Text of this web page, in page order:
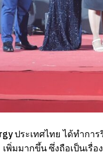
ประเทศไทย ได้ทำก
เพิ่มมากขึ้น ซึ่งถือเป็นเรื่